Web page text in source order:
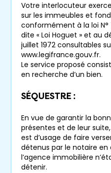
Votre interlocuteur
sur les immeubles et
conformément à la loi N°
dite « Loi Hoguet » et au
juillet 1972 consultables
www.legifrance.gouv.fr.
Le service proposé
en recherche d’un bien.
SÉQUESTRE :
En vue de garantir la
présentes et de leur
est d’usage de faire
détenus par le notaire en
l’agence immobilière
détenir.